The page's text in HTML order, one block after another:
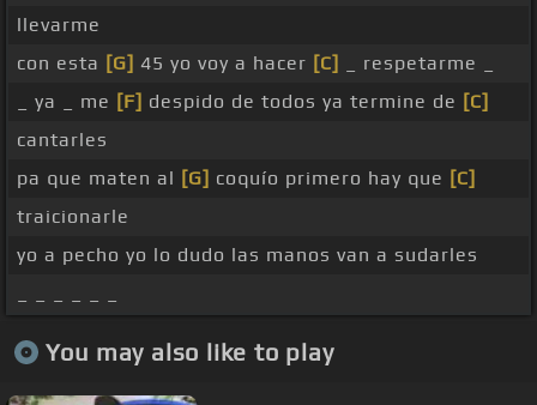
llevarme
con esta [G] 45 yo voy a hacer [C]
_ respetarme _
_ ya _ me [F] despido de todos ya termine de [C]
cantarles
pa que maten al [G] coquío primero hay que [C]
traicionarle
yo a pecho yo lo dudo las manos van a sudarles
You may also like to play